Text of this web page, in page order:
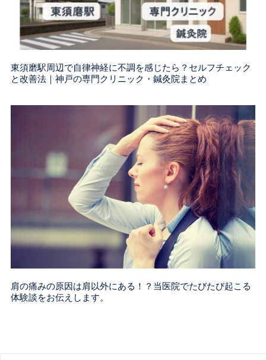
東須磨駅周辺で自律神経に不調を感じたら？セルフチェック
と改善法｜神戸の専門クリニック・鍼灸院まとめ
肩の痛みの原因は肩以外にある！？当医院でたびたび起こる
体験談をお伝えします。